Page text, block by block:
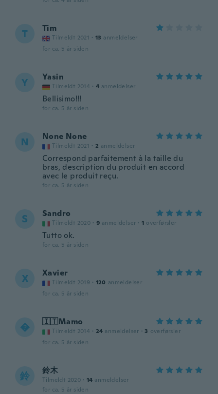
T Tim
Tilmeldt 2021 · 13 anmeldelser
for ca. 5 år siden
Y Yasin
Tilmeldt 2014 · 4 anmeldelser
Bellisimo!!!
for ca. 5 år siden
N None None
Tilmeldt 2021 · 2 anmeldelser
Correspond parfaitement à la taille du
bras, description du produit en accord
avec le produit reçu.
for ca. 5 år siden
S Sandro
Tilmeldt 2020 · 9 anmeldelser · 1 overførsler
Tutto ok.
for ca. 5 år siden
X Xavier
Tilmeldt 2019 · 120 anmeldelser
for ca. 5 år siden
 🇮🇹Mamo
Tilmeldt 2014 · 24 anmeldelser · 3 overførsler
for ca. 5 år siden
鈴 鈴木
Tilmeldt 2020 · 14 anmeldelser
for ca. 5 år siden